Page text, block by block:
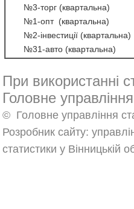
№3-торг (квартальна)
№1-опт (квартальна)
№2-інвестиції (квартальна)
№31-авто (квартальна)
При використанні
Головне
© Головне управління
Розробник сайту:
статистики у Вінницькій